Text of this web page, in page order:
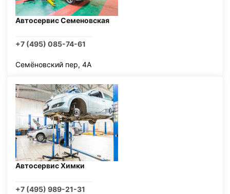
Автосервис Семеновская
+7 (495) 085-74-61
Семёновский пер, 4А
Автосервис Химки
+7 (495) 989-21-31